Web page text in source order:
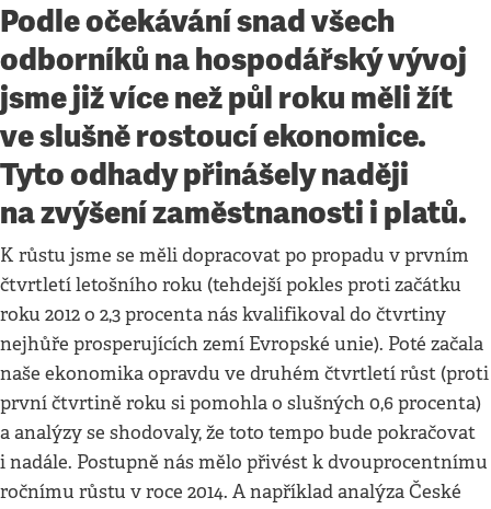
Podle očekávání snad všech
odborníků na hospodářský vývoj
jsme již více než půl roku měli žít
ve slušně rostoucí ekonomice.
Tyto odhady přinášely naději
na zvýšení zaměstnanosti i platů.
K růstu jsme se měli dopracovat po propadu v prvním
čtvrtletí letošního roku (tehdejší pokles proti začátku
roku 2012 o 2,3 procenta nás kvalifikoval do čtvrtiny
nejhůře prosperujících zemí Evropské unie). Poté začala
naše ekonomika opravdu ve druhém čtvrtletí růst (proti
první čtvrtině roku si pomohla o slušných 0,6 procenta)
a analýzy se shodovaly, že toto tempo bude pokračovat
i nadále. Postupně nás mělo přivést k dvouprocentnímu
ročnímu růstu v roce 2014. A například analýza České